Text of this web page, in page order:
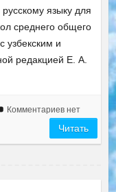
русскому языку для
среднего общего
узбекским и
редакцией Е. А.
Комментариев нет
Читать